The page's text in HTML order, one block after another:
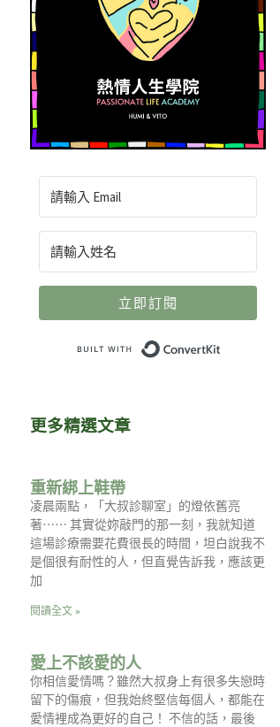
立即訂閱
更多精選文章
重新綁上鞋帶
凌晨兩點，「大叔診聊室」的燈依舊亮
著⋯⋯ 其實從妳敲門的那一刻，我就知道
這場診療需要花費很長的時間，坦白說我不
是個很有耐性的人，但直覺告訴我，應該更
加
閱讀全文 »
愛上不該愛的人
你相信愛情嗎？雖然大叔身上有很多失戀時
留下的傷痕，但我始終堅信每個人，都能在
愛情裡成為更好的自己！ 不信的話，最後